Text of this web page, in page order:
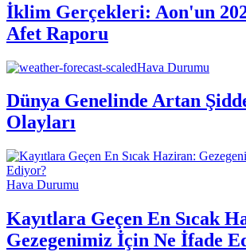
İklim Gerçekleri: Aon'un
Afet Raporu
Hava Durumu
Dünya Genelinde Artan
Olayları
Hava Durumu
Kayıtlara Geçen En Sıcak
Gezegenimiz İçin Ne İfade